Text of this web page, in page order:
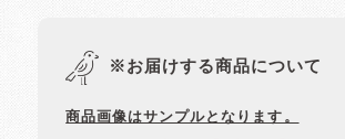
※お届けする商品について
商品画像はサンプルとなります。